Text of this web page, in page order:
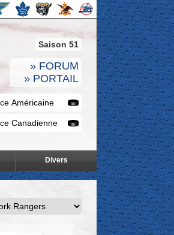
Saison 51
» FORUM
» PORTAIL
Divers